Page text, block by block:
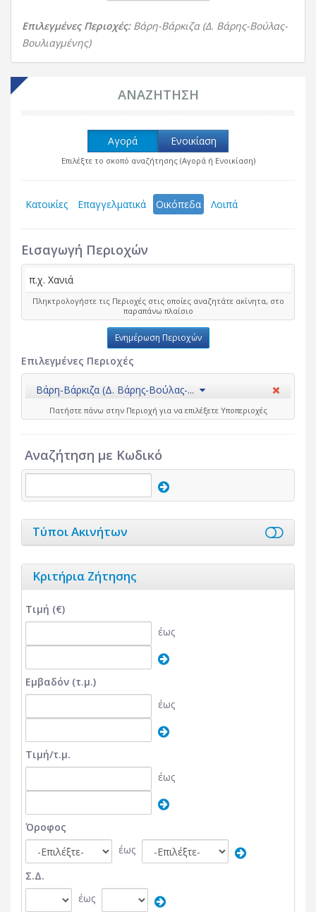
Επιλεγμένες Περιοχές: Βάρη-Βάρκιζα (Δ. Βάρης-Βούλας-
Βουλιαγμένης)
ΑΝΑΖΗΤΗΣΗ
Αγορά Ενοικίαση
Επιλέξτε το σκοπό αναζήτησης (Αγορά ή Ενοικίαση)
Κατοικίες Επαγγελματικά Οικόπεδα Λοιπά
Εισαγωγή Περιοχών
Πληκτρολογήστε τις Περιοχές στις οποίες αναζητάτε ακίνητα, στο
παραπάνω πλαίσιο
Ενημέρωση Περιοχών
Επιλεγμένες Περιοχές
Βάρη-Βάρκιζα (Δ. Βάρης-Βούλας-...
Πατήστε πάνω στην Περιοχή για να επιλέξετε Υποπεριοχές
Αναζήτηση με Κωδικό
Τύποι Ακινήτων
Κριτήρια Ζήτησης
Τιμή (€)
έως
Εμβαδόν (τ.μ.)
έως
Τιμή/τ.μ.
έως
Όροφος
έως
Σ.Δ.
έως